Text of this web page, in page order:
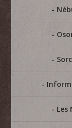
Les